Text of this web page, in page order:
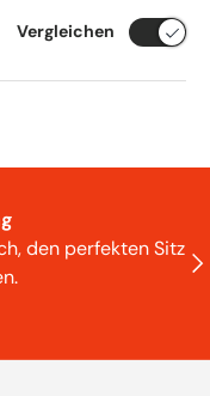
Vergleichen
den perfekten Sitz